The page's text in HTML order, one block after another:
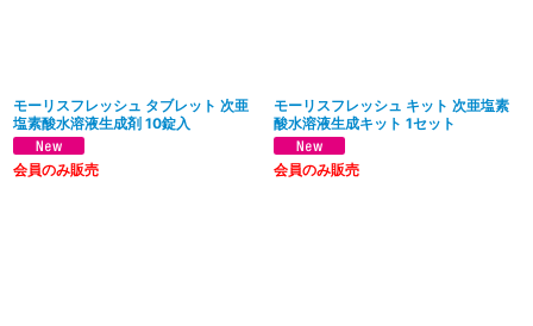
モーリスフレッシュ タブレット 次亜
塩素酸水溶液生成剤 10錠入
会員のみ販売
モーリスフレッシュ キット 次亜塩素
酸水溶液生成キット 1セット
会員のみ販売